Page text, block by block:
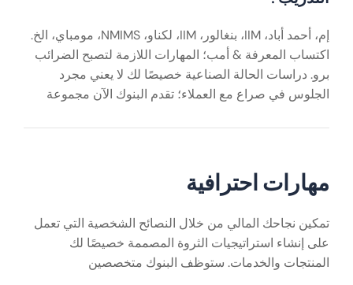
إم، أحمد أباد، IIM، بنغالور، IIM، لكناو، NMIMS، مومباي، الخ.
اكتساب المعرفة & أمب؛ المهارات اللازمة لتصبح الضرائب
برو. دراسات الحالة الصناعية خصيصًا لك لا يعني مجرد
الجلوس في صراع مع العملاء؛ تقدم البنوك الآن مجموعة
مهارات احترافية
تمكين نجاحك المالي من خلال النصائح الشخصية التي تعمل
على إنشاء استراتيجيات الثروة المصممة خصيصًا لك
المنتجات والخدمات. ستوظف البنوك متخصصين